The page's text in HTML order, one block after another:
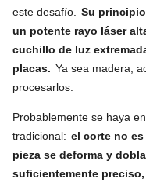
este desafío.
Su
un potente rayo láser
cuchillo de luz
placas. Ya sea madera,
procesarlos.
Probablemente se haya
tradicional: el corte no
pieza se deforma y
suficientemente preciso,